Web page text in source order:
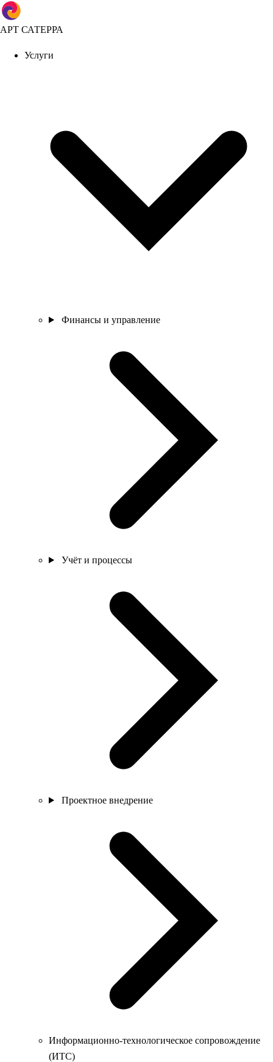
АРТ САТЕРРА
Услуги
Финансы и управление
Учёт и процессы
Проектное внедрение
Информационно-технологическое сопровождение
(ИТС)